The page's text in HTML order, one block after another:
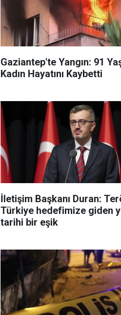
Gaziantep'te Yangın: 91
Kadın Hayatını Kaybetti
İletişim Başkanı Duran:
Türkiye hedefimize giden
tarihi bir eşik